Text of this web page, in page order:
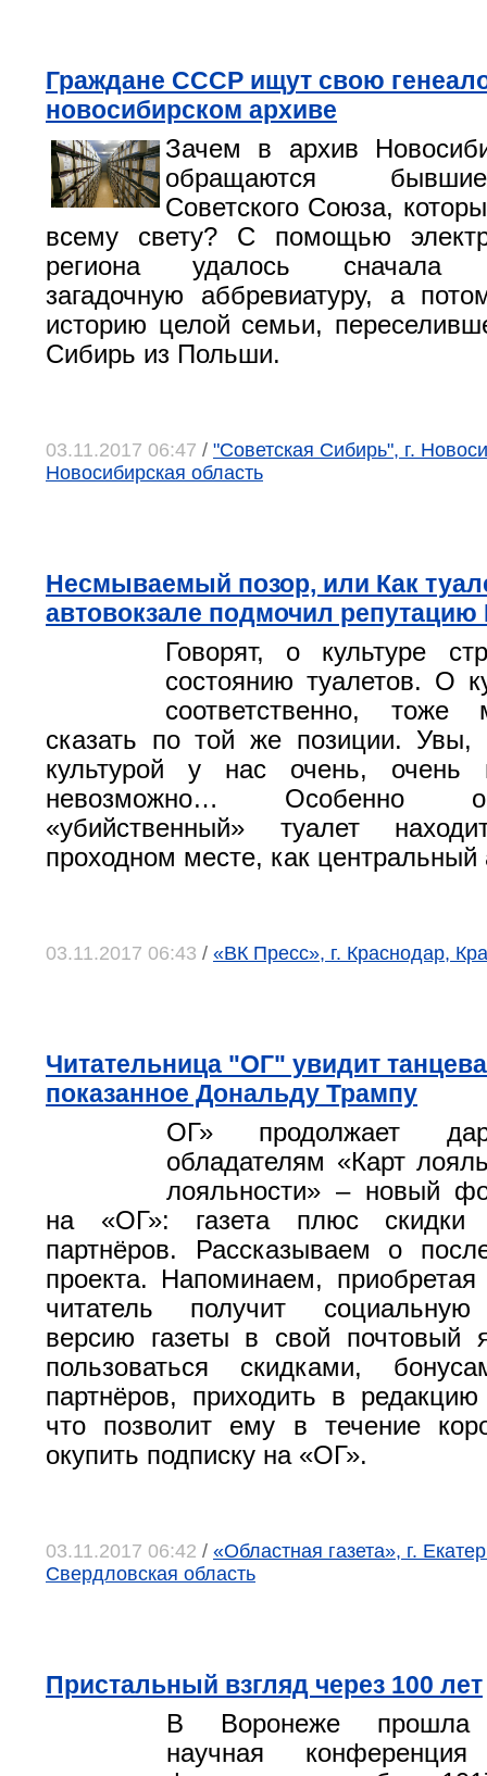
Граждане СССР ищут свою
новосибирском архиве
Зачем в архив
обращаются
Советского Союза,
всему свету? С помощью
региона удалось сначала
загадочную аббревиатуру, а
историю целой семьи,
Сибирь из Польши.
03.11.2017 06:47 / "Советская Сибирь", г.
Новосибирская область
Несмываемый позор, или Как
автовокзале подмочил репутацию
Говорят, о культуре
состоянию туалетов. О
соответственно, тоже
сказать по той же позиции. Увы,
культурой у нас очень, очень
невозможно… Особенно
«убийственный» туалет
проходном месте, как центральный
03.11.2017 06:43 / «ВК Пресс», г. Краснодар,
Читательница "ОГ" увидит
показанное Дональду Трампу
ОГ» продолжает
обладателям «Карт
лояльности» – новый
на «ОГ»: газета плюс
партнёров. Рассказываем о
проекта. Напоминаем, приобретая
читатель получит
версию газеты в свой почтовый
пользоваться скидками,
партнёров, приходить в
что позволит ему в течение
окупить подписку на «ОГ».
03.11.2017 06:42 / «Областная газета», г.
Свердловская область
Пристальный взгляд через 100 лет
В Воронеже прошла
научная